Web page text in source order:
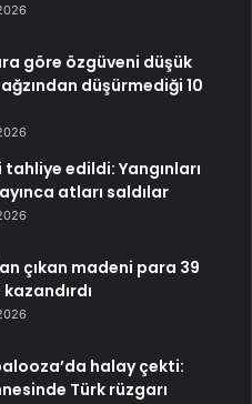
göre özgüveni düşük
düşürmediği 10
tahliye edildi: Yangınları
atları saldılar
çıkan madeni para 39
halay çekti:
Türk rüzgarı